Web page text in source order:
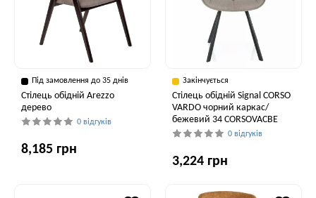
Під замовлення до 35 днів
Стілець обідній Arezzo
дерево
0 відгуків
8,185 грн
Закінчується
Стілець обідній Signal CORSO
VARDO чорний каркас/
бежевий 34 CORSOVACBE
0 відгуків
3,224 грн